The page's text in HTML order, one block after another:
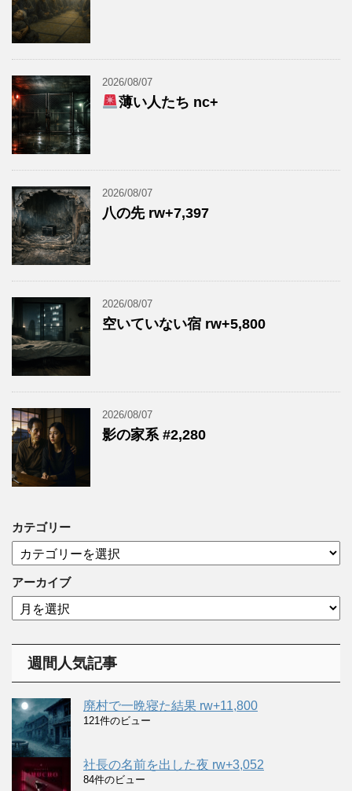
2026/08/07
薄い人たち nc+
2026/08/07
八の先 rw+7,397
2026/08/07
空いていない宿 rw+5,800
2026/08/07
影の家系 #2,280
カテゴリー
テ
ゴ
リ
ー
アーカイブ
ア
ー
週間人気記事
廃村で一晩寝た結果 rw+11,800
121件のビュー
社長の名前を出した夜 rw+3,052
84件のビュー